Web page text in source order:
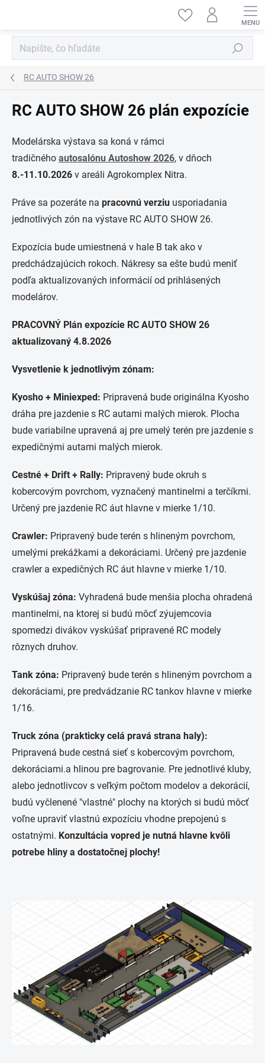
Hľadať
RC AUTO SHOW 26
RC AUTO SHOW 26 plán expozície
Modelárska výstava sa koná v rámci
tradičného autosalónu Autoshow 2026, v dňoch
8.-11.10.2026 v areáli Agrokomplex Nitra.
Práve sa pozeráte na pracovnú verziu usporiadania
jednotlivých zón na výstave RC AUTO SHOW 26.
Expozícia bude umiestnená v hale B tak ako v
predchádzajúcich rokoch. Nákresy sa ešte budú meniť
podľa aktualizovaných informácií od prihlásených
modelárov.
PRACOVNÝ Plán expozície RC AUTO SHOW 26
aktualizovaný 4.8.2026
Vysvetlenie k jednotlivým zónam:
Kyosho + Miniexped: Pripravená bude originálna Kyosho
dráha pre jazdenie s RC autami malých mierok. Plocha
bude variabilne upravená aj pre umelý terén pre jazdenie s
expedičnými autami malých mierok.
Cestné + Drift + Rally: Pripravený bude okruh s
kobercovým povrchom, vyznačený mantinelmi a terčíkmi.
Určený pre jazdenie RC áut hlavne v mierke 1/10.
Crawler: Pripravený bude terén s hlineným povrchom,
umelými prekážkami a dekoráciami. Určený pre jazdenie
crawler a expedičných RC áut hlavne v mierke 1/10.
Vyskúšaj zóna: Vyhradená bude menšia plocha ohradená
mantinelmi, na ktorej si budú môcť zýujemcovia
spomedzi divákov vyskúšať pripravené RC modely
rôznych druhov.
Tank zóna: Pripravený bude terén s hlineným povrchom a
dekoráciami, pre predvádzanie RC tankov hlavne v mierke
1/16.
Truck zóna (prakticky celá pravá strana haly):
Pripravená bude cestná sieť s kobercovým povrchom,
dekoráciami.a hlinou pre bagrovanie. Pre jednotlivé kluby,
alebo jednotlivcov s veľkým počtom modelov a dekorácií,
budú vyčlenené "vlastné" plochy na ktorých si budú môcť
voľne upraviť vlastnú expozíciu vhodne prepojenú s
ostatnými. Konzultácia vopred je nutná hlavne kvôli
potrebe hliny a dostatočnej plochy!